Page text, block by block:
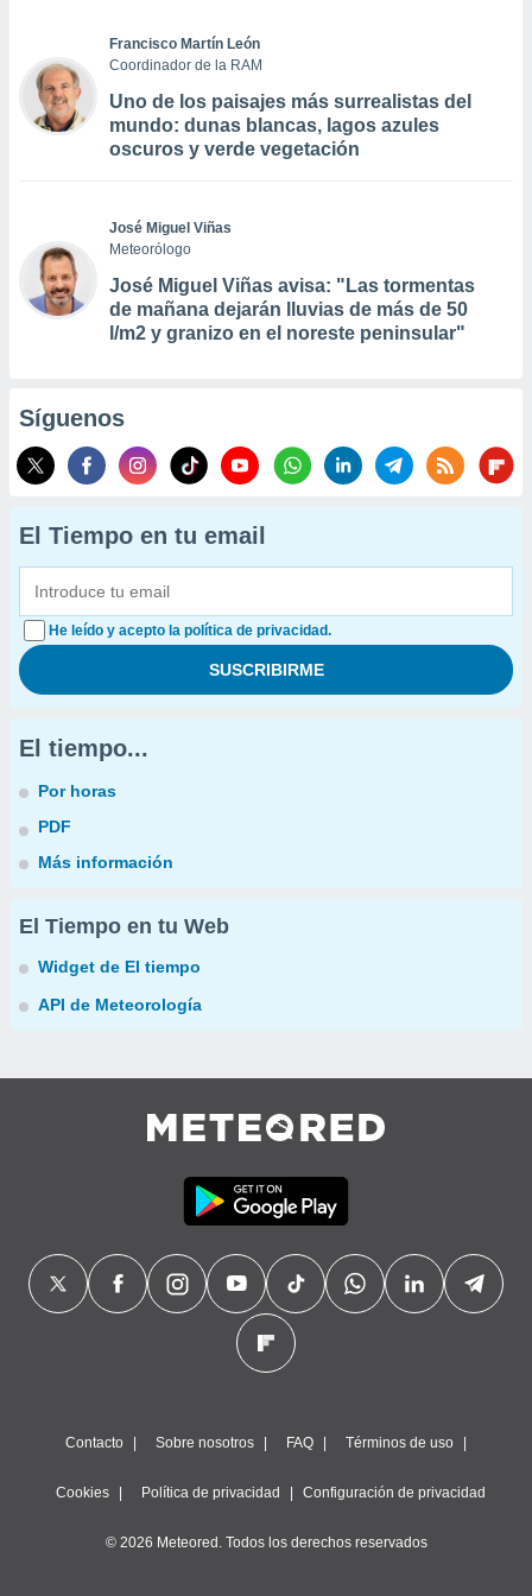
Francisco Martín León
Coordinador de la RAM
Uno de los paisajes más surrealistas del
mundo: dunas blancas, lagos azules
oscuros y verde vegetación
José Miguel Viñas
Meteorólogo
José Miguel Viñas avisa: "Las tormentas
de mañana dejarán lluvias de más de 50
l/m2 y granizo en el noreste peninsular"
Síguenos
El Tiempo en tu email
He leído y acepto la política de privacidad.
El tiempo...
Por horas
PDF
Más información
El Tiempo en tu Web
Widget de El tiempo
API de Meteorología
Contacto Sobre nosotros FAQ Términos de uso
Cookies Política de privacidad Configuración de privacidad
© 2026 Meteored. Todos los derechos reservados